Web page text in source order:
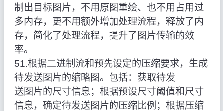
制出目标图片，不用原图重绘、也不用占用过
多内存，更不用额外增加处理流程，释放了内
存，简化了处理流程，提升了图片传输的效
率。
51.根据二进制流和预先设定的压缩要求，生成
待发送图片的缩略图。包括：获取待发
送图片的尺寸信息；根据预设尺寸阈值和尺寸
信息，确定待发送图片的压缩比例；根据压缩